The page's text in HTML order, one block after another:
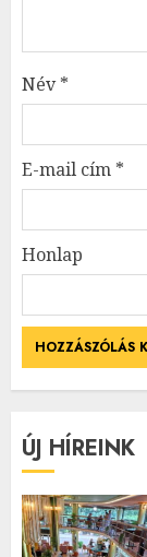
Név*
E-mail cím *
Honlap
ÚJ HÍREINK